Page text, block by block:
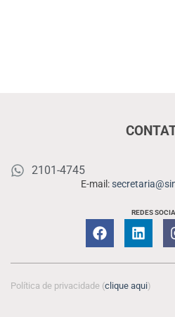
2101-4745
E-mail:
REDES
Política de privacidade (clique aqui)